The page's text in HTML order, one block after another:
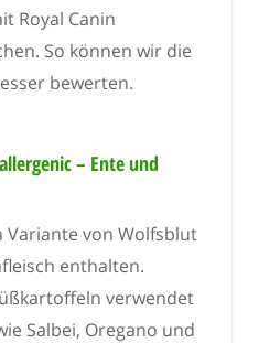
Royal Canin
So können wir die
bewerten.
– Ente und
Variante von Wolfsblut
enthalten.
verwendet
Salbei, Oregano und